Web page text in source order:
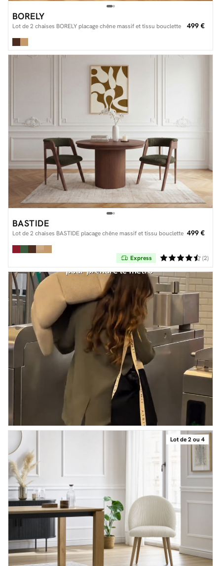
BORELY
Lot de 2 chaises BORELY placage chêne massif et tissu bouclette 499 €
BASTIDE
Lot de 2 chaises BASTIDE placage chêne massif et tissu bouclette 499 €
(2)
Express
Lot de 2 ou 4